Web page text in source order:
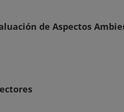
de Aspectos